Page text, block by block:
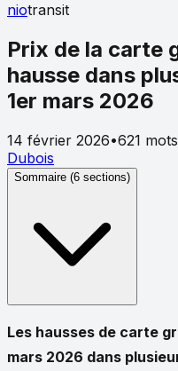
niotransit
Prix de la carte
hausse dans
1er mars 2026
14 février 2026•621 mots
Dubois
Sommaire (6 sections)
Les hausses de carte
mars 2026 dans